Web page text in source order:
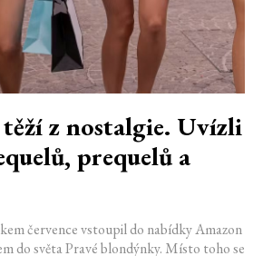
z nostalgie. Uvízli
prequelů a
července vstoupil do nabídky Amazon
do světa Pravé blondýnky. Místo toho se